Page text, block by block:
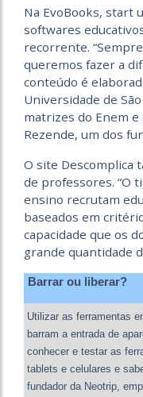
Na EvoBooks, start
softwares
recorrente.
queremos fazer a
conteúdo é
Universidade de
matrizes do Enem e
Rezende, um dos
O site Descomplica
de professores. “O
ensino recrutam
baseados em
capacidade que os
grande quantidade
Barrar ou liberar?
Utilizar as ferramentas
barram a entrada de
conhecer e testar as
tablets e celulares e
fundador da Neotrip,